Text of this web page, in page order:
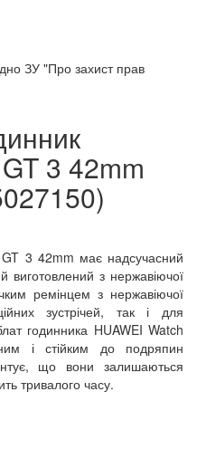
ЗУ "Про захист прав
3 42mm
3 42mm має надсучасний
виготовлений з нержавіючої
ремінцем з нержавіючої
зустрічей, так і для
годинника HUAWEI Watch
і стійким до подряпин
що вони залишаються
тривалого часу.